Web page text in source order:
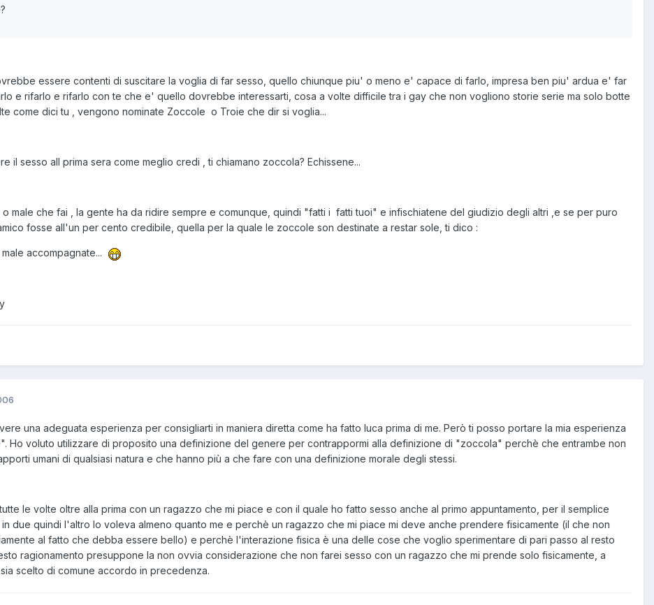
essere contenti di suscitare la voglia di far sesso, quello chiunque piu' o meno e' capace di farlo, impresa ben piu' ardua e' far
e rifarlo e rifarlo con te che e' quello dovrebbe interessarti, cosa a volte difficile tra i gay che non vogliono storie serie ma solo botte
come dici tu , vengono nominate Zoccole o Troie che dir si voglia...
il sesso all prima sera come meglio credi , ti chiamano zoccola? Echissene...
male che fai , la gente ha da ridire sempre e comunque, quindi "fatti i fatti tuoi" e infischiatene del giudizio degli altri ,e se per puro
fosse all'un per cento credibile, quella per la quale le zoccole son destinate a restar sole, ti dico :
accompagnate...
una adeguata esperienza per consigliarti in maniera diretta come ha fatto luca prima di me. Però ti posso portare la mia esperienza
Ho voluto utilizzare di proposito una definizione del genere per contrappormi alla definizione di "zoccola" perchè che entrambe non
umani di qualsiasi natura e che hanno più a che fare con una definizione morale degli stessi.
le volte oltre alla prima con un ragazzo che mi piace e con il quale ho fatto sesso anche al primo appuntamento, per il semplice
due quindi l'altro lo voleva almeno quanto me e perchè un ragazzo che mi piace mi deve anche prendere fisicamente (il che non
al fatto che debba essere bello) e perchè l'interazione fisica è una delle cose che voglio sperimentare di pari passo al resto
ragionamento presuppone la non ovvia considerazione che non farei sesso con un ragazzo che mi prende solo fisicamente, a
scelto di comune accordo in precedenza.